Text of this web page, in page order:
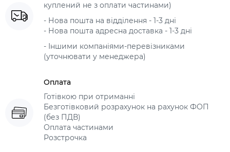
куплений не з оплати частинами)
- Нова пошта на відділення - 1-3 дні
- Нова пошта адресна доставка - 1-3 дні
- Іншими компаніями-перевізниками
(уточнювати у менеджера)
Оплата
Готівкою при отриманні
Безготівковий розрахунок на рахунок ФОП
(без ПДВ)
Оплата частинами
Розстрочка